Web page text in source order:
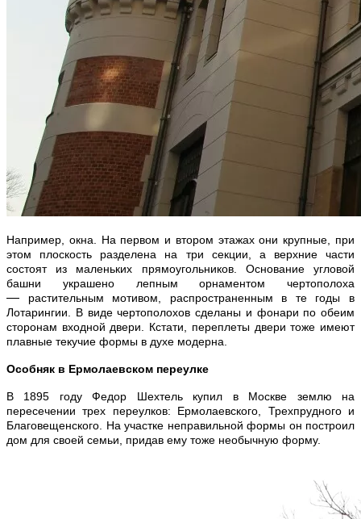
Например, окна. На первом и втором этажах они крупные, при
этом плоскость разделена на три секции, а верхние части
состоят из маленьких прямоугольников. Основание угловой
башни украшено лепным орнаментом чертополоха
— растительным мотивом, распространенным в те годы в
Лотарингии. В виде чертополохов сделаны и фонари по обеим
сторонам входной двери. Кстати, переплеты двери тоже имеют
плавные текучие формы в духе модерна.
Особняк в Ермолаевском переулке
В 1895 году Федор Шехтель купил в Москве землю на
пересечении трех переулков: Ермолаевского, Трехпрудного и
Благовещенского. На участке неправильной формы он построил
дом для своей семьи, придав ему тоже необычную форму.